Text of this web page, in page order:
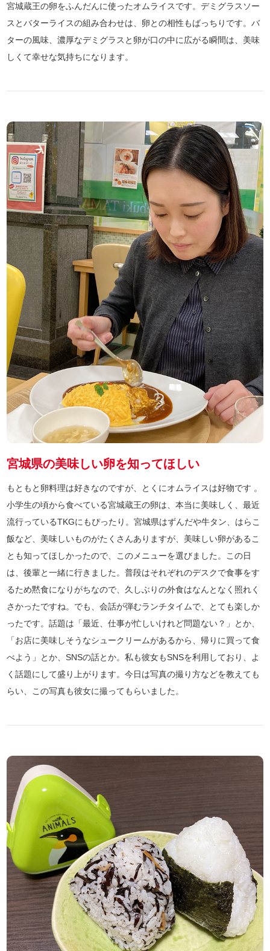
宮城蔵王の卵をふんだんに使ったオムライスです。デミグラスソー
スとバターライスの組み合わせは、卵との相性もばっちりです。バ
ターの風味、濃厚なデミグラスと卵が口の中に広がる瞬間は、美味
しくて幸せな気持ちになります。
宮城県の美味しい卵を知ってほしい
もともと卵料理は好きなのですが、とくにオムライスは好物です 。
小学生の頃から食べている宮城蔵王の卵は、本当に美味しく、最近
流行っているTKGにもぴったり。宮城県はずんだや牛タン、はらこ
飯など、美味しいものがたくさんありますが、美味しい卵があるこ
とも知ってほしかったので、このメニューを選びました。この日
は、後輩と一緒に行きました。普段はそれぞれのデスクで食事をす
るため黙食になりがちなので、久しぶりの外食はなんとなく照れく
さかったですね。でも、会話が弾むランチタイムで、とても楽しか
ったです。話題は「最近、仕事が忙しいけれど問題ない？」とか、
「お店に美味しそうなシュークリームがあるから、帰りに買って食
べよう」とか、SNSの話とか。私も彼女もSNSを利用しており、よ
く話題にして盛り上がります。今日は写真の撮り方などを教えても
らい、この写真も彼女に撮ってもらいました。